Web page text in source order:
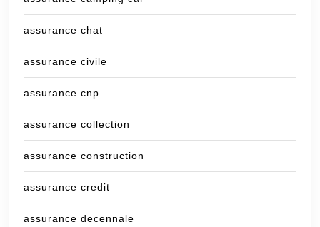
assurance chat
assurance civile
assurance cnp
assurance collection
assurance construction
assurance credit
assurance decennale